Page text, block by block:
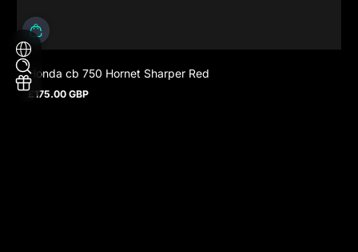
Honda cb 750 Hornet Sharper Red
Regulärer Preis
£175.00 GBP